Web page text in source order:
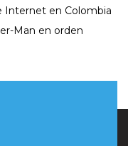
Internet en Colombia
Man en orden